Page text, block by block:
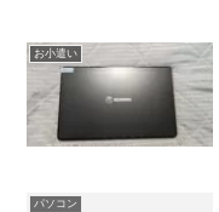
お小遣い
パソコン